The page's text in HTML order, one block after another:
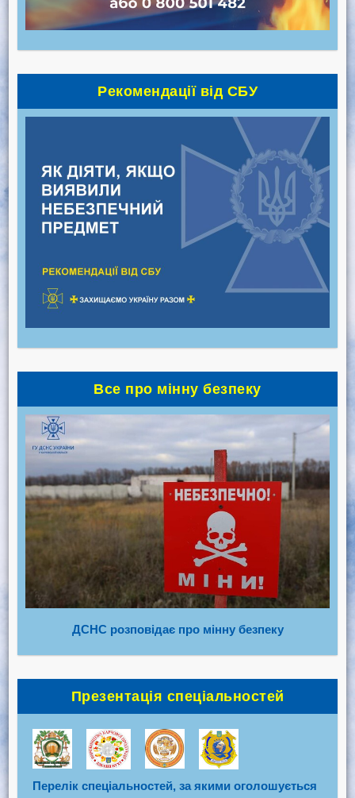
Рекомендації від СБУ
Все про мінну безпеку
ДСНС розповідає про мінну безпеку
Презентація спеціальностей
Перелік спеціальностей, за якими оголошується